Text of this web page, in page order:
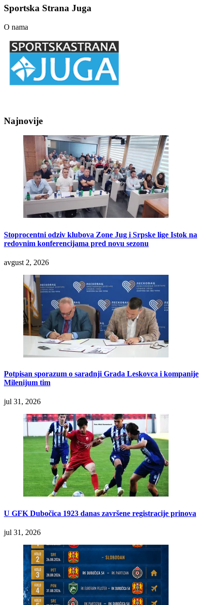
Sportska Strana Juga
O nama
Najnovije
Stoprocentni odziv klubova Zone Jug i Srpske lige Istok na
redovnim konferencijama pred novu sezonu
avgust 2, 2026
Potpisan sporazum o saradnji Grada Leskovca i kompanije
Milenijum tim
jul 31, 2026
U GFK Dubočica 1923 danas završene registracije prinova
jul 31, 2026